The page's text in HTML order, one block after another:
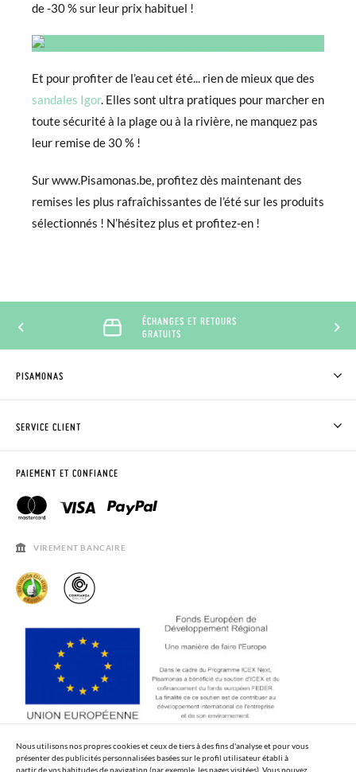
de -30 % sur leur prix habituel !
Et pour profiter de l’eau cet été... rien de mieux que des
sandales Igor. Elles sont ultra pratiques pour marcher en
toute sécurité à la plage ou à la rivière, ne manquez pas
leur remise de 30 % !
Sur www.Pisamonas.be, profitez dès maintenant des
remises les plus rafraîchissantes de l’été sur les produits
sélectionnés ! N’hésitez plus et profitez-en !
ÉCHANGES ET RETOURS
GRATUITS
PISAMONAS
CLUB PISAMONAS
BLOG & NEWS
AVIS LÉGAL, CONFIDENCIALITÉ ET COOKIES
GUIDE DE TAILLES
SOLDES
SERVICE CLIENT
DEMANDER RETOUR
CONTACT
HORAIRES
QUESTIONS FRÉQUENTES
PAIEMENT ET CONFIANCE
VIREMENT BANCAIRE
Nous utilisons nos propres cookies et ceux de tiers à des fins d'analyse et pour vous
présenter des publicités personnalisées basées sur le profil utilisateur établi à
partir de vos habitudes de navigation (par exemple, les pages visitées). Vous pouvez